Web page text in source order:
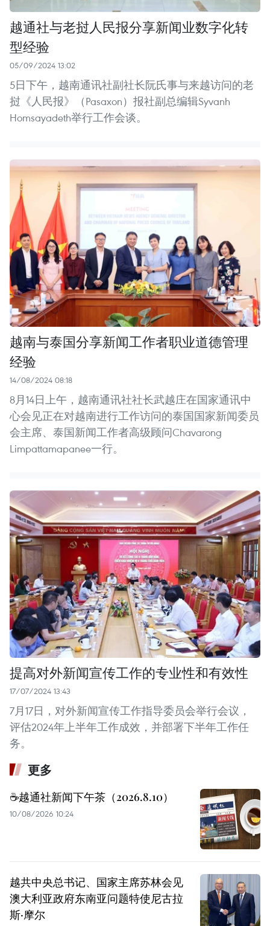
越通社与老挝人民报分享新闻业数字化转
型经验
05/09/2024 13:02
5日下午，越南通讯社副社长阮氏事与来越访问的老
挝《人民报》（Pasaxon）报社副总编辑Syvanh
Homsayadeth举行工作会谈。
越南与泰国分享新闻工作者职业道德管理
经验
14/08/2024 08:18
8月14日上午，越南通讯社社长武越庄在国家通讯中
心会见正在对越南进行工作访问的泰国国家新闻委员
会主席、泰国新闻工作者高级顾问Chavarong
Limpattamapanee一行。
提高对外新闻宣传工作的专业性和有效性
17/07/2024 13:43
7月17日，对外新闻宣传工作指导委员会举行会议，
评估2024年上半年工作成效，并部署下半年工作任
务。
更多
☕️越通社新闻下午茶（2026.8.10）
10/08/2026 10:24
越共中央总书记、国家主席苏林会见
澳大利亚政府东南亚问题特使尼古拉
斯·摩尔